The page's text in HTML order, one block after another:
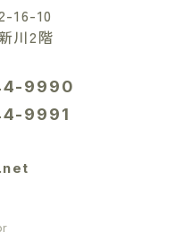
16-10
川2階
9990
9991